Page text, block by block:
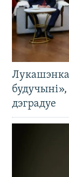
Лукашэнка
будучыні»,
дэградуе